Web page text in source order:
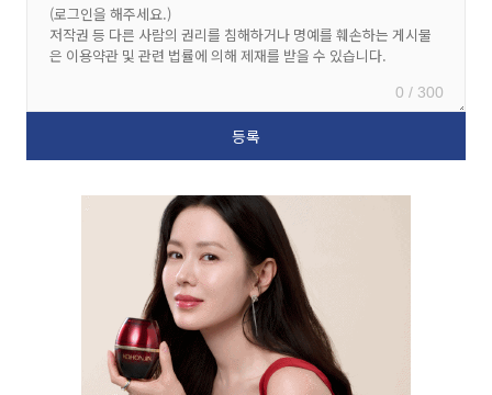
0 / 300